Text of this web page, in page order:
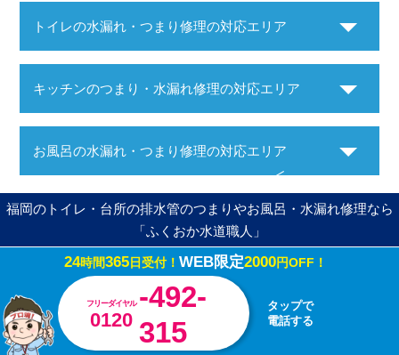
トイレの水漏れ・つまり修理の対応エリア
キッチンのつまり・水漏れ修理の対応エリア
お風呂の水漏れ・つまり修理の対応エリア
福岡のトイレ・台所の排水管のつまりやお風呂・水漏れ修理なら
「ふくおか水道職人」
Copyright ©ふくおか水道職人. All Rights Reserved.
24時間365日受付！ WEB限定2000円OFF！
フリーダイヤル
0120
-492-
315
タップで
電話する